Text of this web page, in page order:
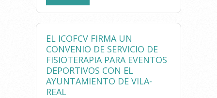
DE SALUD CONVOCA
CONCURSO-OPOSICIÓN PARA
FISIOTERAPEUTA DE ACCESO
LIBRE
EL ICOFCV FIRMA UN
CONVENIO DE SERVICIO DE
FISIOTERAPIA PARA EVENTOS
DEPORTIVOS CON EL
AYUNTAMIENTO DE VILA-
REAL